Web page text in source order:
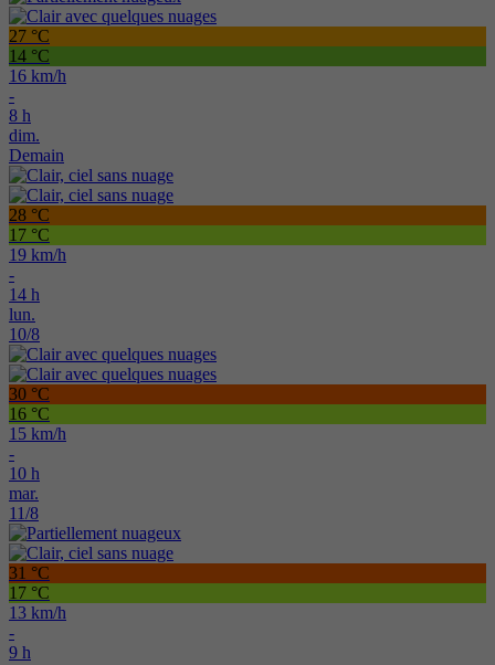
27 °C
14 °C
16 km/h
-
8 h
dim.
Demain
28 °C
17 °C
19 km/h
-
14 h
lun.
10/8
30 °C
16 °C
15 km/h
-
10 h
mar.
11/8
31 °C
17 °C
13 km/h
-
9 h